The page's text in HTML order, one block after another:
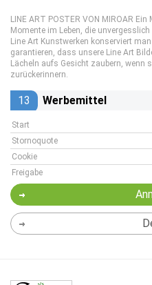
LINE ART POSTER VON MIROAR
Momente im Leben, die
Line Art Kunstwerken konserviert
garantieren, dass unsere Line Art
Lächeln aufs Gesicht zaubern, wenn
zurückerinnern.
13 Werbemittel
Start
Stornoquote
Cookie
Freigabe